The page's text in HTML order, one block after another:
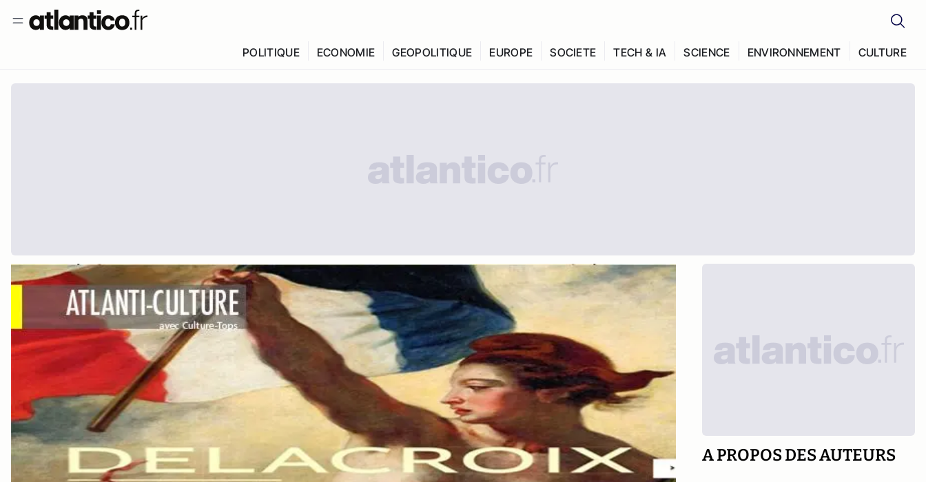
POLITIQUE ECONOMIE GEOPOLITIQUE EUROPE SOCIETE TECH & IA SCIENCE ENVIRONNEMENT CULTURE
A PROPOS DES AUTEURS